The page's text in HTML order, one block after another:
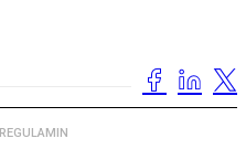
REGULAMIN